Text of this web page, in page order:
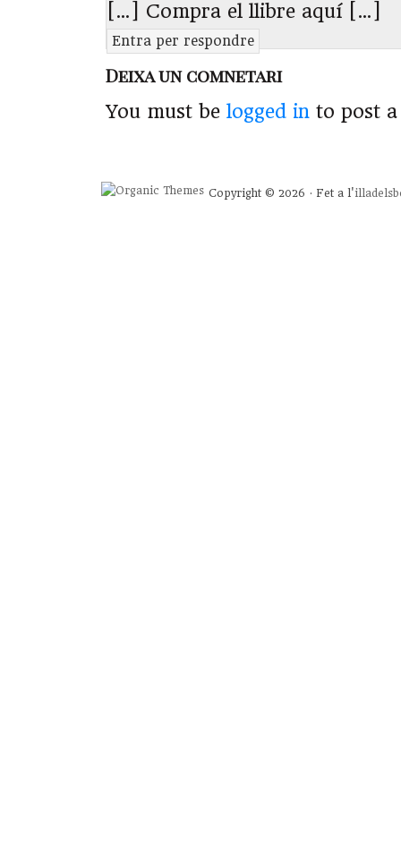
[…] Compra el llibre aquí […]
Entra per respondre
Deixa un comnetari
You must be logged in to post
Copyright © 2026 · Fet a l'